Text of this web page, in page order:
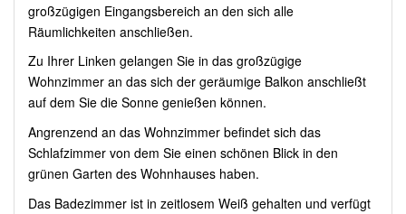
großzügigen Eingangsbereich an den sich alle
Räumlichkeiten anschließen.
Zu Ihrer Linken gelangen Sie in das großzügige
Wohnzimmer an das sich der geräumige Balkon anschließt
auf dem Sie die Sonne genießen können.
Angrenzend an das Wohnzimmer befindet sich das
Schlafzimmer von dem Sie einen schönen Blick in den
grünen Garten des Wohnhauses haben.
Das Badezimmer ist in zeitlosem Weiß gehalten und verfügt